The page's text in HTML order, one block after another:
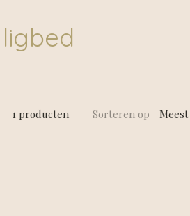
1 producten Sorteren op